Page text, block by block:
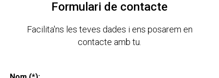
Formulari de contacte
Facilita'ns les teves dades i ens posarem en
contacte amb tu.